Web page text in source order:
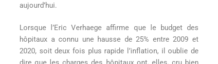
aujourd’hui.
Lorsque l’Eric Verhaege affirme que le budget des
hôpitaux a connu une hausse de 25% entre 2009 et
2020, soit deux fois plus rapide l’inflation, il oublie de